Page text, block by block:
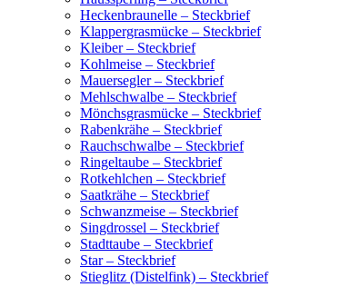
Hecken­brau­nelle – Steck­brief
Klap­per­gras­mü­cke – Steck­brief
Klei­ber – Steck­brief
Kohl­meise – Steck­brief
Mauer­seg­ler – Steck­brief
Mehl­schwalbe – Steck­brief
Mönchs­gras­mü­cke – Steck­brief
Raben­krähe – Steck­brief
Rauch­schwalbe – Steck­brief
Ringel­taube – Steck­brief
Rotkehl­chen – Steck­brief
Saat­krähe – Steck­brief
Schwanz­meise – Steck­brief
Sing­dros­sel – Steck­brief
Stadt­taube – Steck­brief
Star – Steck­brief
Stieg­litz (Distel­fink) – Steck­brief